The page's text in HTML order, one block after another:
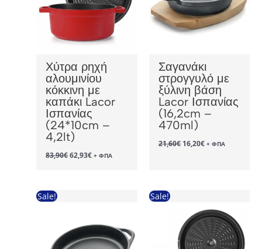
Χύτρα ρηχή
αλουμινίου
κόκκινη με
καπάκι Lacor
Ισπανίας
(24*10cm –
4,2lt)
83,90€Original
price
62,93€Η+ ΦΠΑ
Σαγανάκι
στρογγυλό με
ξύλινη βάση
Lacor Ισπανίας
(16,2cm –
470ml)
21,60€ Original
price
16,20€Η+ ΦΠΑ
Sale! Sale!